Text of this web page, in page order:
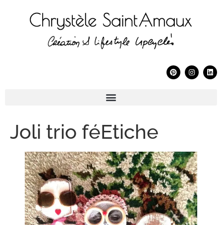
Joli trio féEtiche